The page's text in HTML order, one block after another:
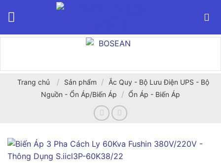
Trang chủ / Sản phẩm /
Ắc Quy - Bộ Lưu Điện UPS - Bộ
Nguồn - Ổn Áp/Biến Áp
/ Ổn Áp - Biến Áp